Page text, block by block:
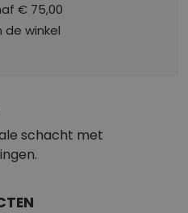
€ 75,00
de winkel
schacht met